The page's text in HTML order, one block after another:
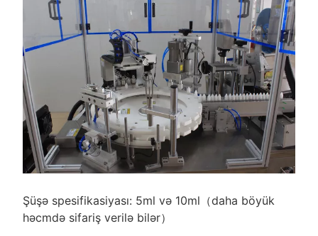
Şüşə spesifikasiyası: 5ml və 10ml（daha böyük
həcmdə sifariş verilə bilər）